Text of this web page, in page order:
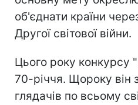
об'єднати країни
Другої світової війни.
Цього року конкурсу
70-річчя. Щороку він
глядачів по всьому